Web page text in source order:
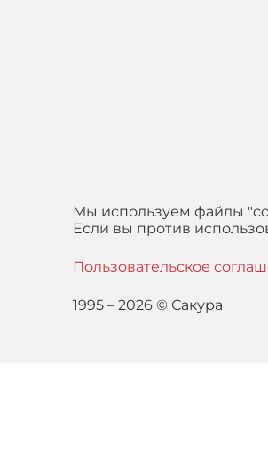
Мы используем файлы
Если вы против
Пользовательское
1995 – 2026 © Сакура